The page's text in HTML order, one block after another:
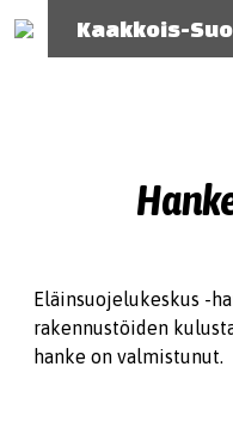
Eläinsuojelukeskus -
rakennustöiden
hanke on valmistunut.